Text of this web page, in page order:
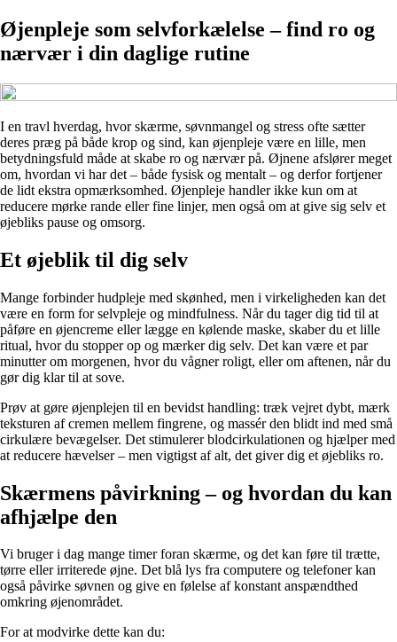
Øjenpleje som selvforkælelse – find ro og
nærvær i din daglige rutine
I en travl hverdag, hvor skærme, søvnmangel og stress ofte sætter
deres præg på både krop og sind, kan øjenpleje være en lille, men
betydningsfuld måde at skabe ro og nærvær på. Øjnene afslører meget
om, hvordan vi har det – både fysisk og mentalt – og derfor fortjener
de lidt ekstra opmærksomhed. Øjenpleje handler ikke kun om at
reducere mørke rande eller fine linjer, men også om at give sig selv et
øjebliks pause og omsorg.
Et øjeblik til dig selv
Mange forbinder hudpleje med skønhed, men i virkeligheden kan det
være en form for selvpleje og mindfulness. Når du tager dig tid til at
påføre en øjencreme eller lægge en kølende maske, skaber du et lille
ritual, hvor du stopper op og mærker dig selv. Det kan være et par
minutter om morgenen, hvor du vågner roligt, eller om aftenen, når du
gør dig klar til at sove.
Prøv at gøre øjenplejen til en bevidst handling: træk vejret dybt, mærk
teksturen af cremen mellem fingrene, og massér den blidt ind med små
cirkulære bevægelser. Det stimulerer blodcirkulationen og hjælper med
at reducere hævelser – men vigtigst af alt, det giver dig et øjebliks ro.
Skærmens påvirkning – og hvordan du kan
afhjælpe den
Vi bruger i dag mange timer foran skærme, og det kan føre til trætte,
tørre eller irriterede øjne. Det blå lys fra computere og telefoner kan
også påvirke søvnen og give en følelse af konstant anspændthed
omkring øjenområdet.
For at modvirke dette kan du: